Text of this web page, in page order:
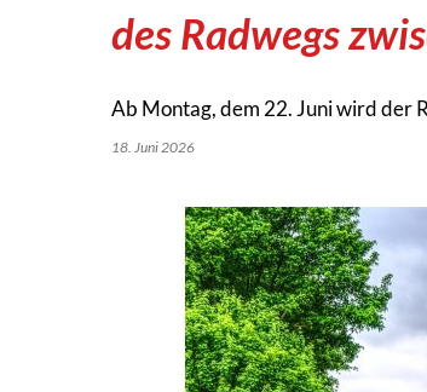
des Radwegs
Ab Montag, dem 22. Juni wird der
18. Juni 2026